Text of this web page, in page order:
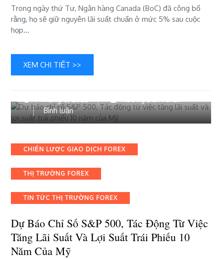
Trong ngày thứ Tư, Ngân hàng Canada (BoC) đã công bố
rằng, họ sẽ giữ nguyên lãi suất chuẩn ở mức 5% sau cuộc
họp…
XEM CHI TIẾT >>
7 Tháng 6, 2022
Hướng Dẫn Forex
Bình luậnbài
viết
báo
chỉ
S&P
Tác
từ
việc
tăng
Categories
CHIẾN LƯỢC GIAO DỊCH FOREX
THỊ TRƯỜNG FOREX
TIN TỨC THỊ TRƯỜNG FOREX
Dự Báo Chỉ Số S&P 500, Tác Động Từ Việc
Tăng Lãi Suất Và Lợi Suất Trái Phiếu 10
Năm Của Mỹ